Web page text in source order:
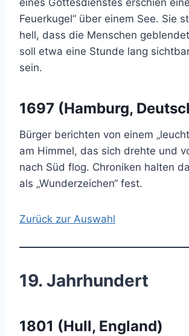
eines Gottesdienstes erschien
Feuerkugel“ über einem See. Sie
hell, dass die Menschen
soll etwa eine Stunde lang
sein.
1697 (Hamburg,
Bürger berichten von einem
am Himmel, das sich drehte und
nach Süd flog. Chroniken halten
als „Wunderzeichen“ fest.
Zurück zur Auswahl
19. Jahrhundert
1801 (Hull, England)